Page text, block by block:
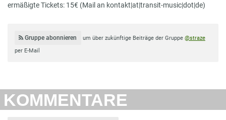
ermäßigte Tickets: 15€ (Mail an kontakt|at|transit-music|dot|de)
Gruppe abonnieren um über zukünftige Beiträge der Gruppe @straze
per E-Mail
KOMMENTARE